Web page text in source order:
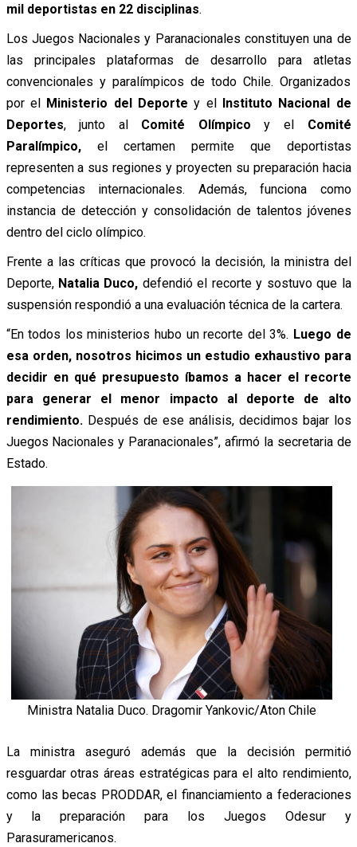
mil deportistas en 22 disciplinas.
Los Juegos Nacionales y Paranacionales constituyen una de
las principales plataformas de desarrollo para atletas
convencionales y paralímpicos de todo Chile. Organizados
por el Ministerio del Deporte y el Instituto Nacional de
Deportes, junto al Comité Olímpico y el Comité
Paralímpico,el certamen permite que deportistas
representen a sus regiones y proyecten su preparación hacia
competencias internacionales. Además, funciona como
instancia de detección y consolidación de talentos jóvenes
dentro del ciclo olímpico.
Frente a las críticas que provocó la decisión, la ministra del
Deporte, Natalia Duco, defendió el recorte y sostuvo que la
suspensión respondió a una evaluación técnica de la cartera.
“En todos los ministerios hubo un recorte del 3%. Luego de
esa orden, nosotros hicimos un estudio exhaustivo para
decidir en qué presupuesto íbamos a hacer el recorte
para generar el menor impacto al deporte de alto
rendimiento. Después de ese análisis, decidimos bajar los
Juegos Nacionales y Paranacionales”, afirmó la secretaria de
Estado.
Ministra Natalia Duco. Dragomir Yankovic/Aton Chile
La ministra aseguró además que la decisión permitió
resguardar otras áreas estratégicas para el alto rendimiento,
como las becas PRODDAR, el financiamiento a federaciones
y la preparación para los Juegos Odesur y
Parasuramericanos.